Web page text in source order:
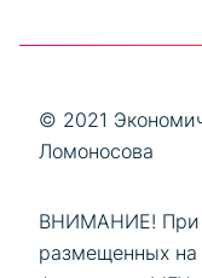
© 2021
Ломоносова
ВНИМАНИЕ! При
размещенных на